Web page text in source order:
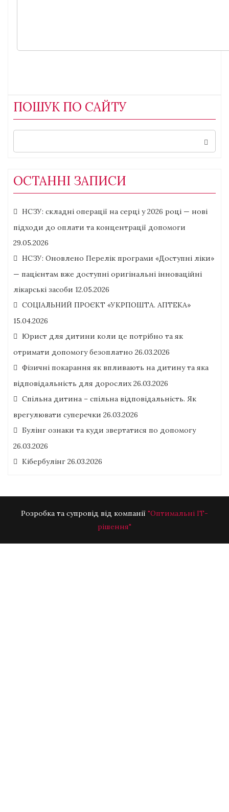
ПОШУК ПО САЙТУ
Search
ОСТАННІ ЗАПИСИ
НСЗУ: складні операції на серці у 2026 році — нові
підходи до оплати та концентрації допомоги
29.05.2026
НСЗУ: Оновлено Перелік програми «Доступні ліки»
— пацієнтам вже доступні оригінальні інноваційні
лікарські засоби 12.05.2026
СОЦІАЛЬНИЙ ПРОЄКТ «УКРПОШТА. АПТЕКА»
15.04.2026
Юрист для дитини коли це потрібно та як
отримати допомогу безоплатно 26.03.2026
Фізичні покарання як впливають на дитину та яка
відповідальність для дорослих 26.03.2026
Спільна дитина – спільна відповідальність. Як
врегулювати суперечки 26.03.2026
Булінг ознаки та куди звертатися по допомогу
26.03.2026
Кібербулінг 26.03.2026
Розробка та супровід від компанії "Оптимальні ІТ-
рішення"